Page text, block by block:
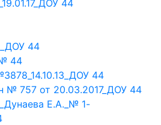
44
44
44
44
№ 757 от 20.03.2017_ДОУ 44
Е.А._№ 1-